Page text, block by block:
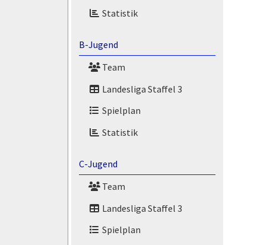
Statistik
B-Jugend
Team
Landesliga Staffel 3
Spielplan
Statistik
C-Jugend
Team
Landesliga Staffel 3
Spielplan